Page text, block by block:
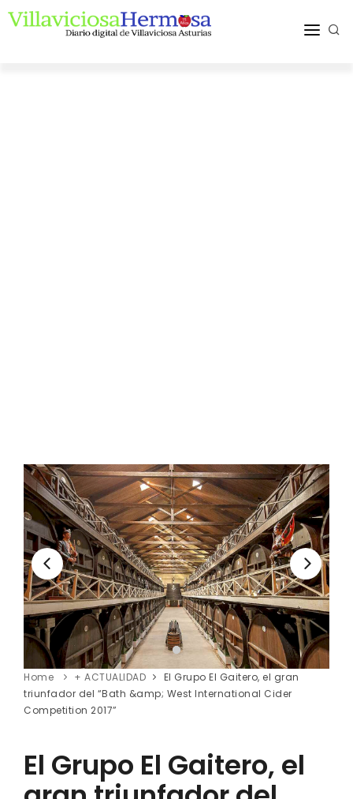
Home + ACTUALIDAD
El Grupo El Gaitero, el gran
triunfador del “Bath &amp; West International Cider
Competition 2017”
El Grupo El Gaitero, el